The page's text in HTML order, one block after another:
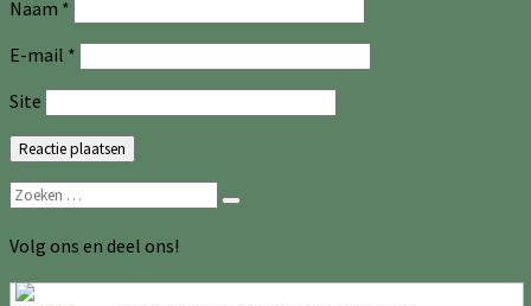
Naam *
E-mail *
Site
Zoeken
naar:
Zoeken
Volg ons en deel ons!